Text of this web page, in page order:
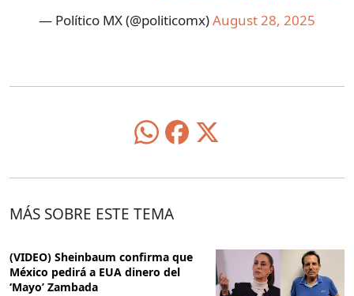
— Político MX (@politicomx)August 28, 2025
MÁS SOBRE ESTE TEMA
(VIDEO) Sheinbaum confirma que
México pedirá a EUA dinero del
‘Mayo’ Zambada